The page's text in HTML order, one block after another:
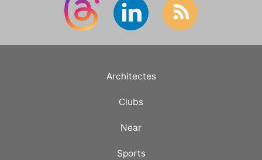
Architectes
Clubs
Near
Sports